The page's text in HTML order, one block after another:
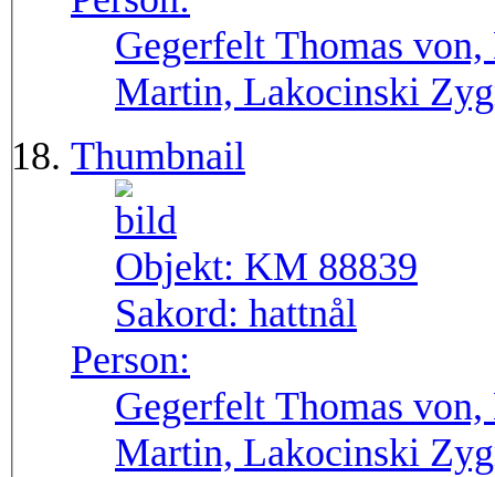
Gegerfelt Thomas
Martin, Lakocinski
Thumbnail
Objekt: KM 88839
Sakord: hattnål
Person:
Gegerfelt Thomas
Martin, Lakocinski